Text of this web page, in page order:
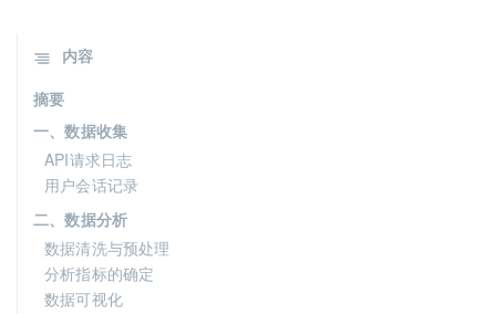
内容
摘要
一、数据收集
API请求日志
用户会话记录
二、数据分析
数据清洗与预处理
分析指标的确定
数据可视化